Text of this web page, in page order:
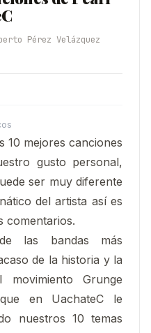
Pérez Velázquez
10 mejores canciones
gusto personal,
ser muy diferente
del artista así es
comentarios.
las bandas más
de la historia y la
movimiento Grunge
en UachateC le
nuestros 10 temas